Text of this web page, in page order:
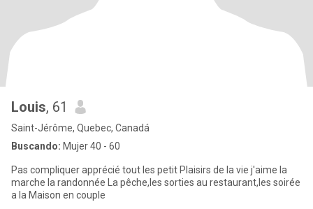
Louis, 61
Saint-Jérôme, Quebec, Canadá
Buscando: Mujer 40 - 60
Pas compliquer apprécié tout les petit Plaisirs de la vie j'aime la
marche la randonnée La pêche,les sorties au restaurant,les soirée
a la Maison en couple